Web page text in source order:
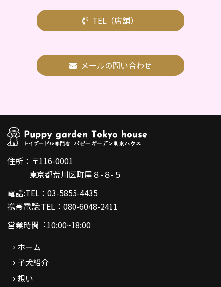
TEL（店舗）
メールの問い合わせ
住所：〒116-0001
東京都荒川区町屋８-８-５
電話:TEL：03-5855-4435
携帯電話:TEL：080-6048-2411
営業時間︓10:00~18:00
ホーム
子犬紹介
想い